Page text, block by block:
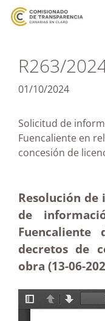
R263/
01/10/2024
Solicitud de
Fuencaliente en
concesión de
Resolución
de
decretos de
obra (13-06-